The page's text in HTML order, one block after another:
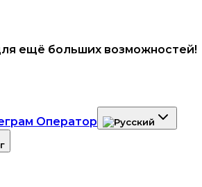
ещё больших возможностей!
Оператор